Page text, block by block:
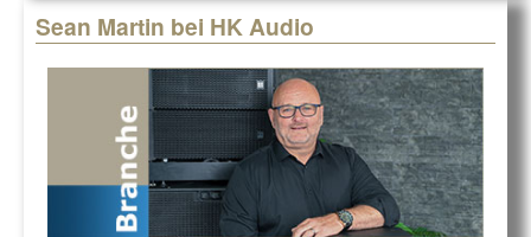
Sean Martin bei HK Audio